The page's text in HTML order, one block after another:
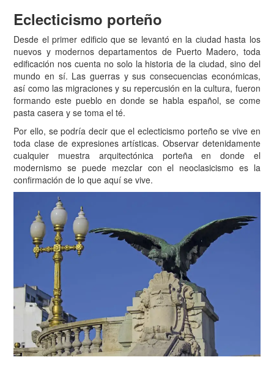
Eclecticismo porteño
Desde el primer edificio que se levantó en la ciudad hasta los
nuevos y modernos departamentos de Puerto Madero, toda
edificación nos cuenta no solo la historia de la ciudad, sino del
mundo en sí. Las guerras y sus consecuencias económicas,
así como las migraciones y su repercusión en la cultura, fueron
formando este pueblo en donde se habla español, se come
pasta casera y se toma el té.
Por ello, se podría decir que el eclecticismo porteño se vive en
toda clase de expresiones artísticas. Observar detenidamente
cualquier muestra arquitectónica porteña en donde el
modernismo se puede mezclar con el neoclasicismo es la
confirmación de lo que aquí se vive.